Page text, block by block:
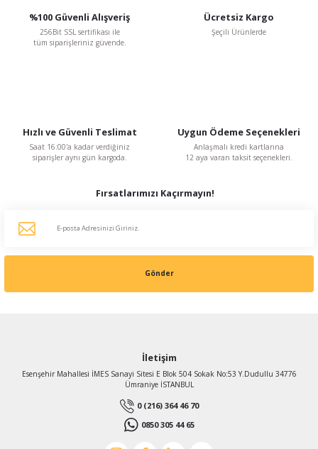
BVN Bahçıvan
%48 1.569,76 TL
%100 Güvenli Alışveriş
256Bit SSL sertifikası ile
tüm siparişleriniz güvende.
Ücretsiz Kargo
Şeçili Ürünlerde
Hızlı ve Güvenli Teslimat
Saat 16:00'a kadar verdiğiniz
siparişler aynı gün kargoda.
Uygun Ödeme Seçenekleri
Anlaşmalı kredi kartlarına
12 aya varan taksit seçenekleri.
Fırsatlarımızı Kaçırmayın!
Gönder
İletişim
Esenşehir Mahallesi İMES Sanayi Sitesi E Blok 504 Sokak No:53 Y.Dudullu 34776
Ümraniye İSTANBUL
0 (216) 364 46 70
0850 305 44 65